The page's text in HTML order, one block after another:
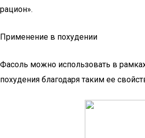
рацион».
Применение в похудении
Фасоль можно использовать в
похудения благодаря таким ее